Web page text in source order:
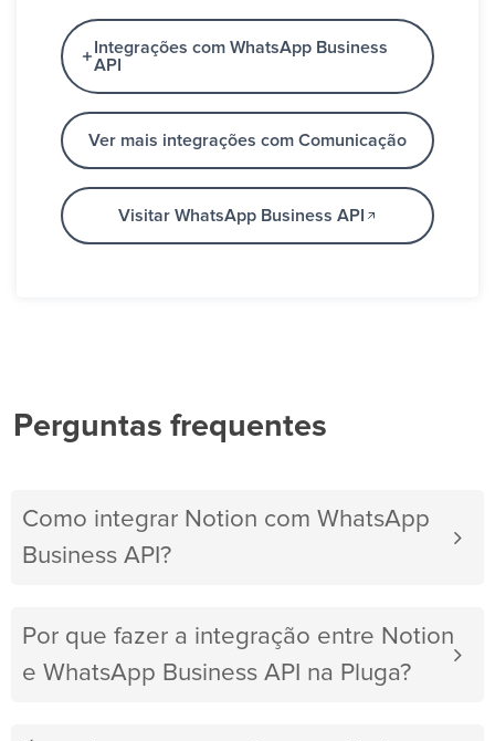
Integrações com WhatsApp Business
API
Ver mais integrações com Comunicação
Visitar WhatsApp Business API
Perguntas frequentes
Como integrar Notion com WhatsApp
Business API?
Por que fazer a integração entre Notion
e WhatsApp Business API na Pluga?